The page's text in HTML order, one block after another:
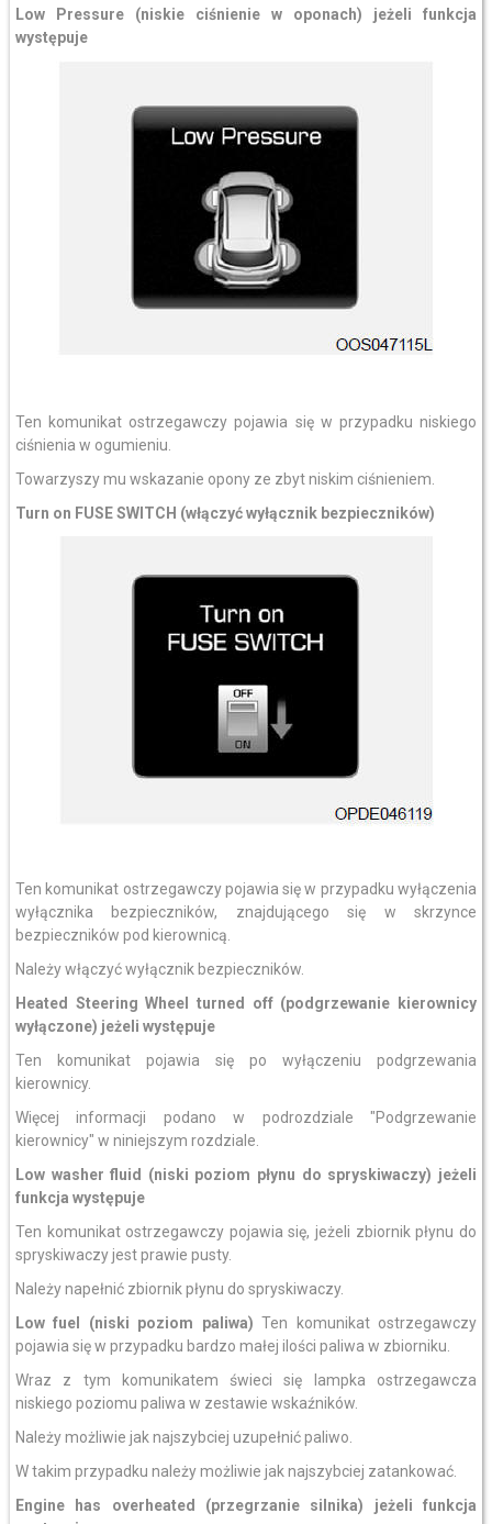
Low Pressure (niskie ciśnienie w oponach) jeżeli funkcja
występuje
Ten komunikat ostrzegawczy pojawia się w przypadku niskiego
ciśnienia w ogumieniu.
Towarzyszy mu wskazanie opony ze zbyt niskim ciśnieniem.
Turn on FUSE SWITCH (włączyć wyłącznik bezpieczników)
Ten komunikat ostrzegawczy pojawia się w przypadku wyłączenia
wyłącznika bezpieczników, znajdującego się w skrzynce
bezpieczników pod kierownicą.
Należy włączyć wyłącznik bezpieczników.
Heated Steering Wheel turned off (podgrzewanie kierownicy
wyłączone) jeżeli występuje
Ten komunikat pojawia się po wyłączeniu podgrzewania
kierownicy.
Więcej informacji podano w podrozdziale "Podgrzewanie
kierownicy" w niniejszym rozdziale.
Low washer fluid (niski poziom płynu do spryskiwaczy) jeżeli
funkcja występuje
Ten komunikat ostrzegawczy pojawia się, jeżeli zbiornik płynu do
spryskiwaczy jest prawie pusty.
Należy napełnić zbiornik płynu do spryskiwaczy.
Low fuel (niski poziom paliwa)Ten komunikat ostrzegawczy
pojawia się w przypadku bardzo małej ilości paliwa w zbiorniku.
Wraz z tym komunikatem świeci się lampka ostrzegawcza
niskiego poziomu paliwa w zestawie wskaźników.
Należy możliwie jak najszybciej uzupełnić paliwo.
W takim przypadku należy możliwie jak najszybciej zatankować.
Engine has overheated (przegrzanie silnika) jeżeli funkcja